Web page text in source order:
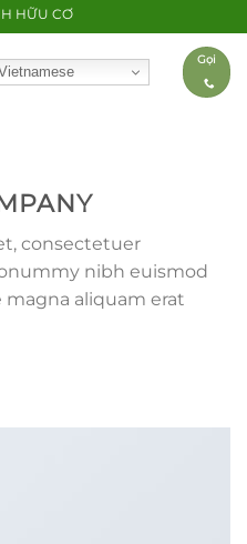
CƠ
Gọi
consectetuer
nibh euismod
aliquam erat